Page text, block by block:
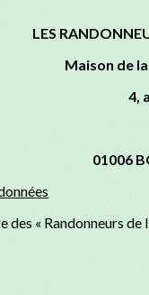
LES
Maison de
4,
01006
« Randonneurs de